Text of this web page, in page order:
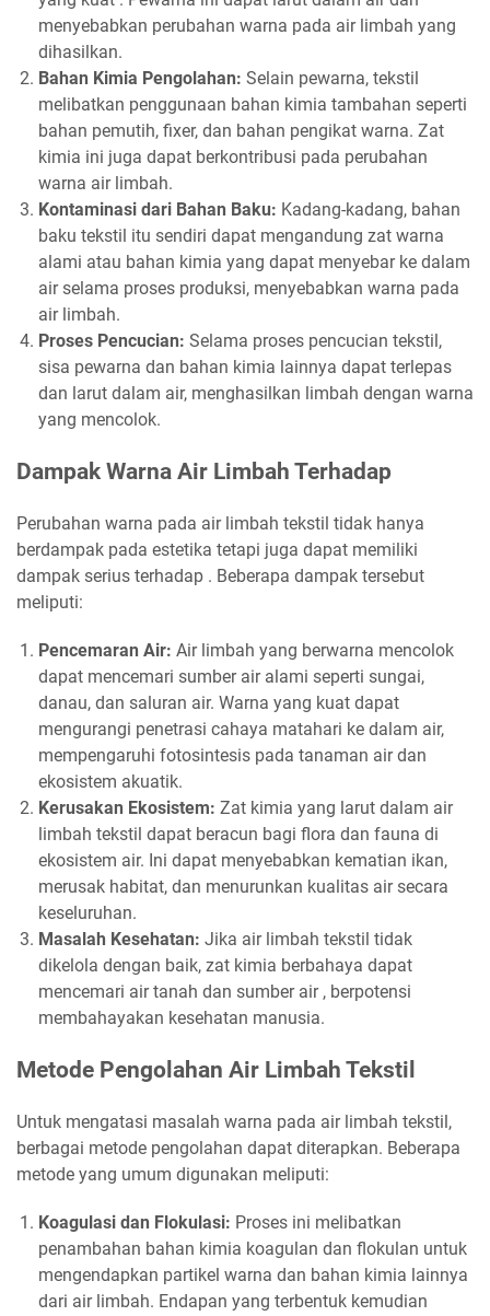
menyebabkan perubahan warna pada air limbah yang
dihasilkan.
Bahan Kimia Pengolahan: Selain pewarna, tekstil
melibatkan penggunaan bahan kimia tambahan seperti
bahan pemutih, fixer, dan bahan pengikat warna. Zat
kimia ini juga dapat berkontribusi pada perubahan
warna air limbah.
Kontaminasi dari Bahan Baku: Kadang-kadang, bahan
baku tekstil itu sendiri dapat mengandung zat warna
alami atau bahan kimia yang dapat menyebar ke dalam
air selama proses produksi, menyebabkan warna pada
air limbah.
Proses Pencucian: Selama proses pencucian tekstil,
sisa pewarna dan bahan kimia lainnya dapat terlepas
dan larut dalam air, menghasilkan limbah dengan warna
yang mencolok.
Dampak Warna Air Limbah Terhadap
Perubahan warna pada air limbah tekstil tidak hanya
berdampak pada estetika tetapi juga dapat memiliki
dampak serius terhadap . Beberapa dampak tersebut
meliputi:
Pencemaran Air: Air limbah yang berwarna mencolok
dapat mencemari sumber air alami seperti sungai,
danau, dan saluran air. Warna yang kuat dapat
mengurangi penetrasi cahaya matahari ke dalam air,
mempengaruhi fotosintesis pada tanaman air dan
ekosistem akuatik.
Kerusakan Ekosistem: Zat kimia yang larut dalam air
limbah tekstil dapat beracun bagi flora dan fauna di
ekosistem air. Ini dapat menyebabkan kematian ikan,
merusak habitat, dan menurunkan kualitas air secara
keseluruhan.
Masalah Kesehatan: Jika air limbah tekstil tidak
dikelola dengan baik, zat kimia berbahaya dapat
mencemari air tanah dan sumber air , berpotensi
membahayakan kesehatan manusia.
Metode Pengolahan Air Limbah Tekstil
Untuk mengatasi masalah warna pada air limbah tekstil,
berbagai metode pengolahan dapat diterapkan. Beberapa
metode yang umum digunakan meliputi:
Koagulasi dan Flokulasi: Proses ini melibatkan
penambahan bahan kimia koagulan dan flokulan untuk
mengendapkan partikel warna dan bahan kimia lainnya
dari air limbah. Endapan yang terbentuk kemudian